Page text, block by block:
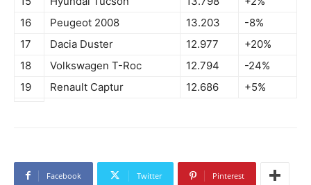
16
Peugeot 2008 13.203
-8%
17
Dacia Duster 12.977
+20%
18
Volkswagen T-Roc 12.794
-24%
19
Renault Captur 12.686 +5%
Facebook Twitter Pinterest